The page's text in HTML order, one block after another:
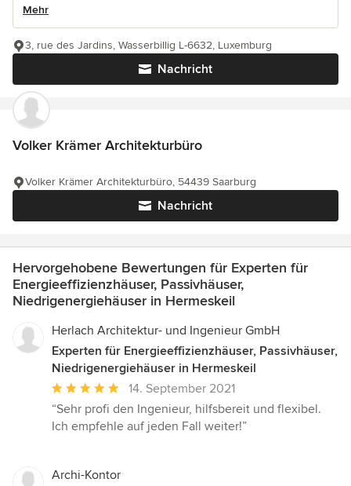
Mehr
Nachricht
3, rue des Jardins, Wasserbillig L-6632, Luxemburg
Volker Krämer Architekturbüro
Nachricht
Volker Krämer Architekturbüro, 54439 Saarburg
Hervorgehobene Bewertungen für Experten für
Energieeffizienzhäuser, Passivhäuser,
Niedrigenergiehäuser in Hermeskeil
Herlach Architektur- und Ingenieur GmbH
Experten für Energieeffizienzhäuser, Passivhäuser,
Niedrigenergiehäuser in Hermeskeil
Durchschnittliche
Bewertung:
5
Sternen
14. September 2021
“Sehr profi den Ingenieur, hilfsbereit und flexibel.
Ich empfehle auf jeden Fall weiter!”
Archi-Kontor